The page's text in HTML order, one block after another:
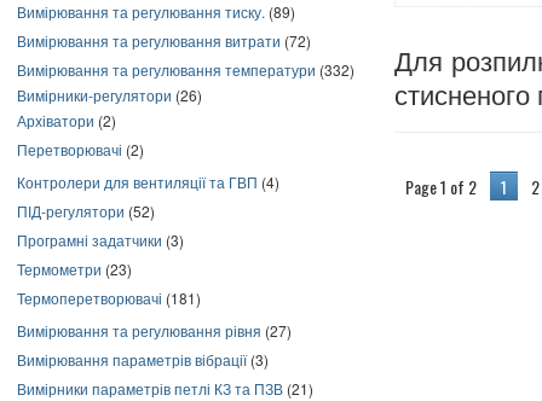
Вимірювання та регулювання тиску. (89)
Вимірювання та регулювання витрати (72)
Вимірювання та регулювання температури (332)
Вимірники-регулятори (26)
Архіватори (2)
Перетворювачі (2)
Контролери для вентиляції та ГВП (4)
ПІД-регулятори (52)
Програмні задатчики (3)
Термометри (23)
Термоперетворювачі (181)
Вимірювання та регулювання рівня (27)
Вимірювання параметрів вібрації(3)
Вимірники параметрів петлі КЗ та ПЗВ (21)
Для
стисненого
Page 1 of 2 1 2